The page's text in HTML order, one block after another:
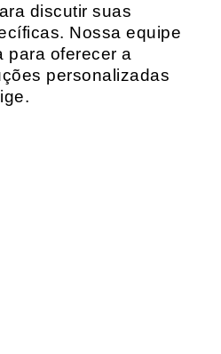
discutir suas
Nossa equipe
para oferecer a
personalizadas